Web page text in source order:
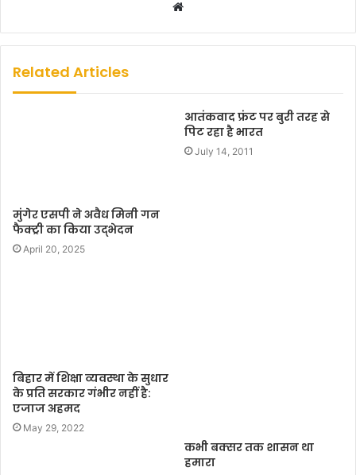
b
e
Related Articles
मुंगेर एसपी ने अवैध मिनी गन
फैक्ट्री का किया उद्भेदन
April 20, 2025
आतंकवाद फ्रंट पर बुरी तरह से
पिट रहा है भारत
July 14, 2011
बिहार में शिक्षा व्यवस्था के सुधार
के प्रति सरकार गंभीर नहीं है:
एजाज अहमद
May 29, 2022
कभी बक्सर तक शासन था
हमारा